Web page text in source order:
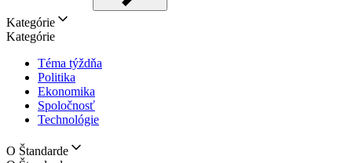
Kategórie
Kategórie
Téma týždňa
Politika
Ekonomika
Spoločnosť
Technológie
O Štandarde